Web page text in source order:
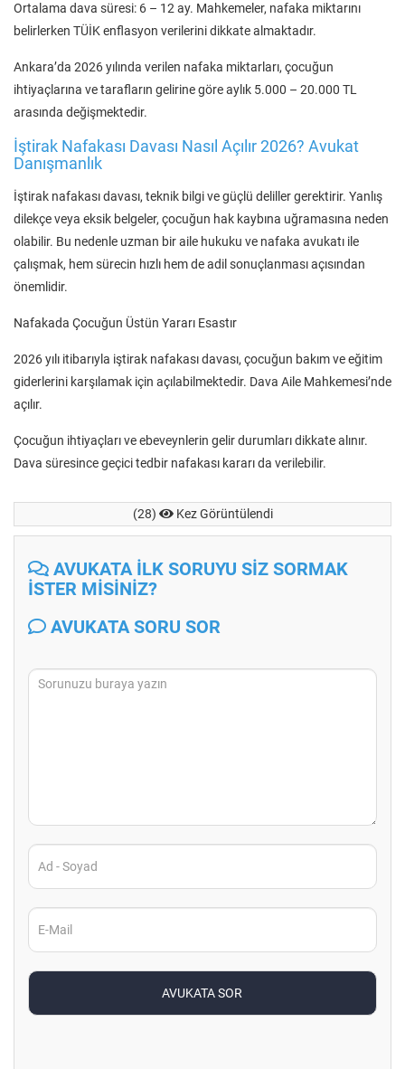
Ortalama dava süresi: 6 – 12 ay. Mahkemeler, nafaka miktarını
belirlerken TÜİK enflasyon verilerini dikkate almaktadır.
Ankara’da 2026 yılında verilen nafaka miktarları, çocuğun
ihtiyaçlarına ve tarafların gelirine göre aylık 5.000 – 20.000 TL
arasında değişmektedir.
İştirak Nafakası Davası Nasıl Açılır 2026? Avukat
Danışmanlık
İştirak nafakası davası, teknik bilgi ve güçlü deliller gerektirir. Yanlış
dilekçe veya eksik belgeler, çocuğun hak kaybına uğramasına neden
olabilir. Bu nedenle uzman bir aile hukuku ve nafaka avukatı ile
çalışmak, hem sürecin hızlı hem de adil sonuçlanması açısından
önemlidir.
Nafakada Çocuğun Üstün Yararı Esastır
2026 yılı itibarıyla iştirak nafakası davası, çocuğun bakım ve eğitim
giderlerini karşılamak için açılabilmektedir. Dava Aile Mahkemesi’nde
açılır.
Çocuğun ihtiyaçları ve ebeveynlerin gelir durumları dikkate alınır.
Dava süresince geçici tedbir nafakası kararı da verilebilir.
(28) Kez Görüntülendi
AVUKATA İLK SORUYU SİZ SORMAK
İSTER MİSİNİZ?
AVUKATA SORU SOR